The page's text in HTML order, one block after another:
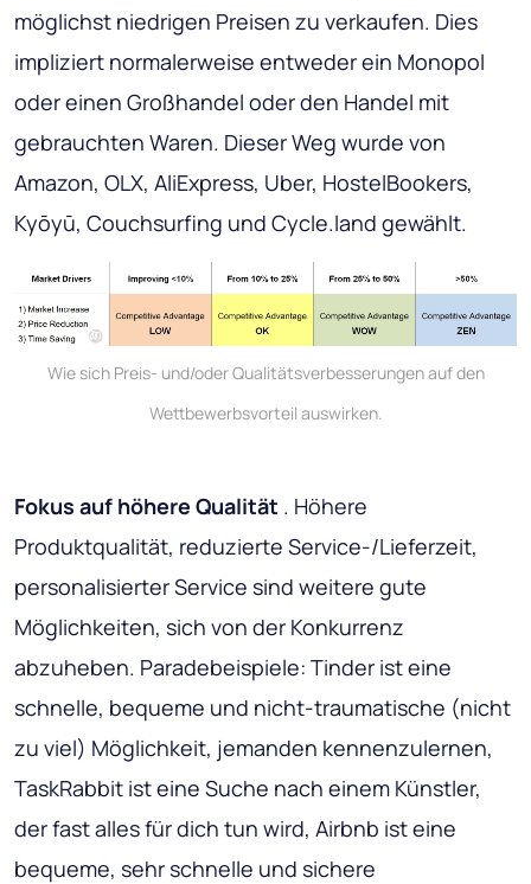
möglichst niedrigen Preisen zu verkaufen. Dies
impliziert normalerweise entweder ein Monopol
oder einen Großhandel oder den Handel mit
gebrauchten Waren. Dieser Weg wurde von
Amazon, OLX, AliExpress, Uber, HostelBookers,
Kyōyū, Couchsurfing und Cycle.land gewählt.
Wie sich Preis- und/oder Qualitätsverbesserungen auf den
Wettbewerbsvorteil auswirken.
Fokus auf höhere Qualität . Höhere
Produktqualität, reduzierte Service-/Lieferzeit,
personalisierter Service sind weitere gute
Möglichkeiten, sich von der Konkurrenz
abzuheben. Paradebeispiele: Tinder ist eine
schnelle, bequeme und nicht-traumatische (nicht
zu viel) Möglichkeit, jemanden kennenzulernen,
TaskRabbit ist eine Suche nach einem Künstler,
der fast alles für dich tun wird, Airbnb ist eine
bequeme, sehr schnelle und sichere